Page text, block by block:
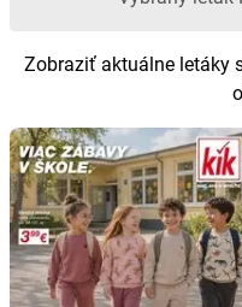
Zobraziť aktuálne letáky